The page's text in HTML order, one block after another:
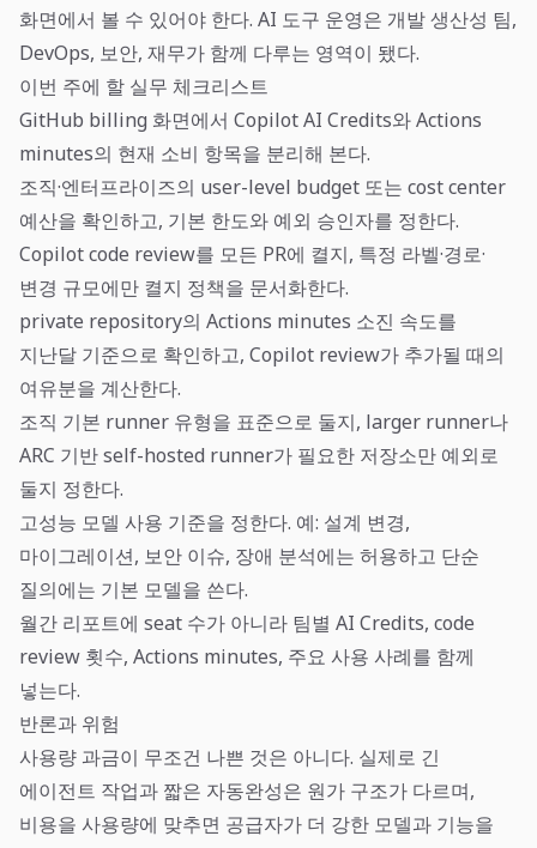
화면에서 볼 수 있어야 한다. AI 도구 운영은 개발 생산성 팀,
DevOps, 보안, 재무가 함께 다루는 영역이 됐다.
이번 주에 할 실무 체크리스트
GitHub billing 화면에서 Copilot AI Credits와 Actions
minutes의 현재 소비 항목을 분리해 본다.
조직·엔터프라이즈의 user-level budget 또는 cost center
예산을 확인하고, 기본 한도와 예외 승인자를 정한다.
Copilot code review를 모든 PR에 켤지, 특정 라벨·경로·
변경 규모에만 켤지 정책을 문서화한다.
private repository의 Actions minutes 소진 속도를
지난달 기준으로 확인하고, Copilot review가 추가될 때의
여유분을 계산한다.
조직 기본 runner 유형을 표준으로 둘지, larger runner나
ARC 기반 self-hosted runner가 필요한 저장소만 예외로
둘지 정한다.
고성능 모델 사용 기준을 정한다. 예: 설계 변경,
마이그레이션, 보안 이슈, 장애 분석에는 허용하고 단순
질의에는 기본 모델을 쓴다.
월간 리포트에 seat 수가 아니라 팀별 AI Credits, code
review 횟수, Actions minutes, 주요 사용 사례를 함께
넣는다.
반론과 위험
사용량 과금이 무조건 나쁜 것은 아니다. 실제로 긴
에이전트 작업과 짧은 자동완성은 원가 구조가 다르며,
비용을 사용량에 맞추면 공급자가 더 강한 모델과 기능을